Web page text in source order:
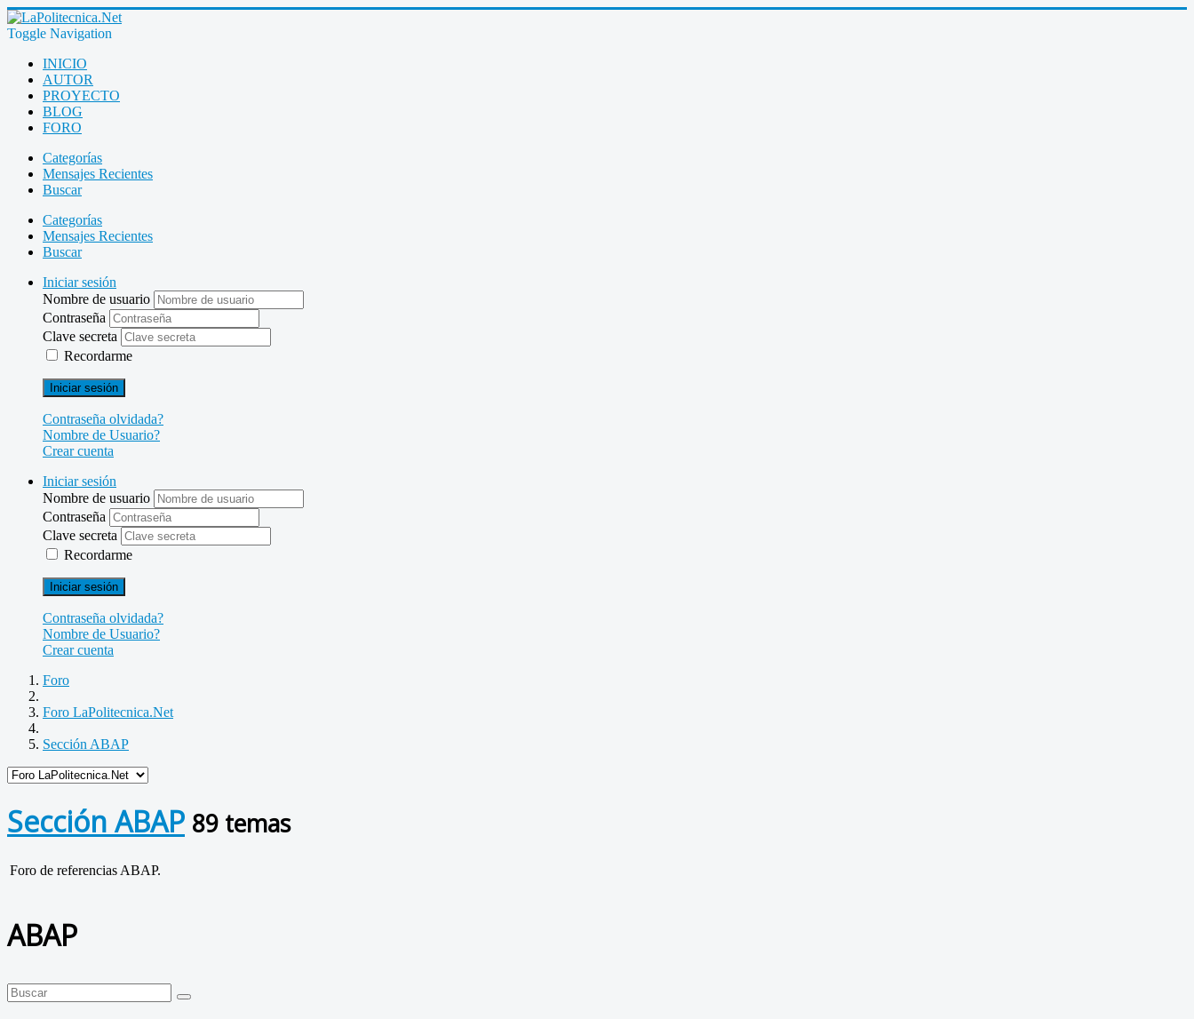
Toggle Navigation
INICIO
AUTOR
PROYECTO
BLOG
FORO
Categorías
Mensajes Recientes
Buscar
Categorías
Mensajes Recientes
Buscar
Iniciar sesión
Nombre de usuario
Contraseña
Clave secreta
Recordarme
Iniciar sesión
Contraseña olvidada?
Nombre de Usuario?
Crear cuenta
Iniciar sesión
Nombre de usuario
Contraseña
Clave secreta
Recordarme
Iniciar sesión
Contraseña olvidada?
Nombre de Usuario?
Crear cuenta
Foro
Foro LaPolitecnica.Net
Sección ABAP
Sección ABAP 89 temas
Foro de referencias ABAP.
ABAP